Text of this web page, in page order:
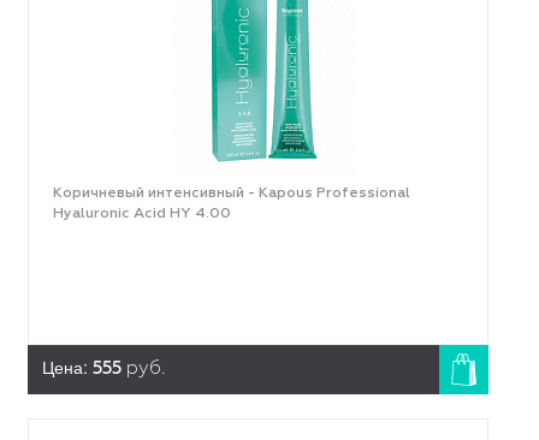
Коричневый интенсивный - Kapous Professional
Hyaluronic Acid HY 4.00
Цена: 555 руб.